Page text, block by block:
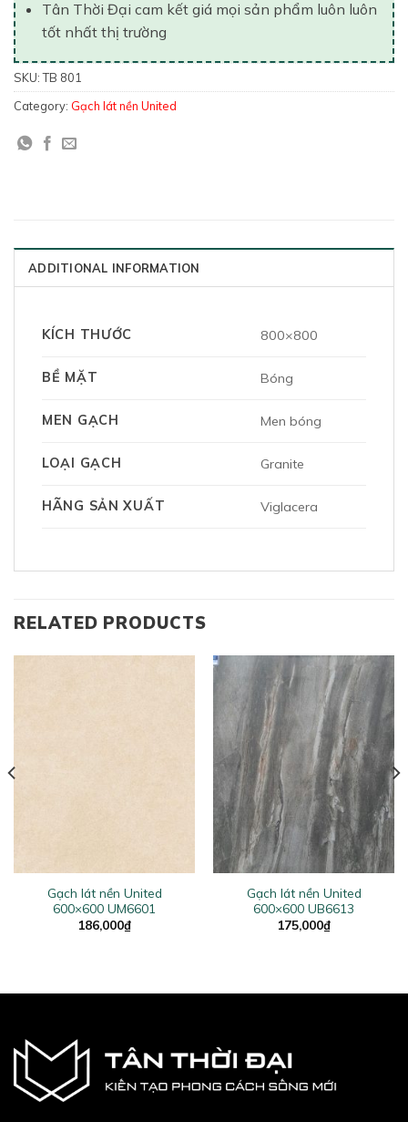
Tân Thời Đại cam kết giá mọi sản phẩm luôn luôn
tốt nhất thị trường
SKU:TB 801
Category: Gạch lát nền United
ADDITIONAL INFORMATION
KÍCH THƯỚC 800×800
BỀ MẶT Bóng
MEN GẠCH Men bóng
LOẠI GẠCH Granite
HÃNG SẢN XUẤT Viglacera
RELATED PRODUCTS
Gạch lát nền United
600×600 UM6601
186,000₫
Gạch lát nền United
600×600 UB6613
175,000₫